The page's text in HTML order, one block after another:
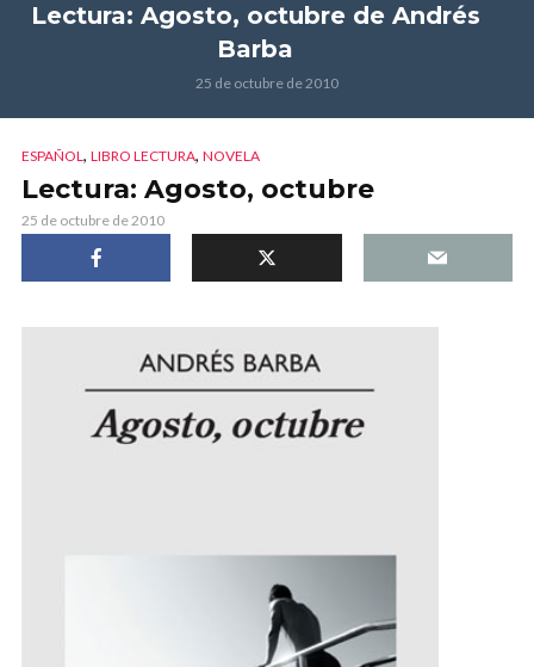
Lectura: Agosto, octubrede Andrés
Barba
25 de octubre de 2010
ESPAÑOL, LIBRO LECTURA, NOVELA
Lectura: Agosto, octubre
25 de octubre de 2010